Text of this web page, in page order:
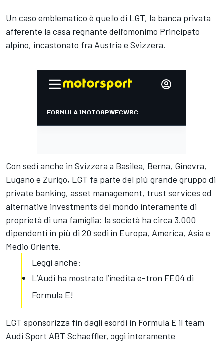
Un caso emblematico è quello di LGT, la banca privata
afferente la casa regnante dell’omonimo Principato
alpino, incastonato fra Austria e Svizzera.
Con sedi anche in Svizzera a Basilea, Berna, Ginevra,
Lugano e Zurigo, LGT fa parte del più grande gruppo di
private banking, asset management, trust services ed
alternative investments del mondo interamente di
proprietà di una famiglia: la società ha circa 3.000
dipendenti in più di 20 sedi in Europa, America, Asia e
Medio Oriente.
Leggi anche:
L’Audi ha mostrato l’inedita e-tron FE04 di
Formula E!
LGT sponsorizza fin dagli esordi in Formula E il team
Audi Sport ABT Schaeffler, oggi interamente